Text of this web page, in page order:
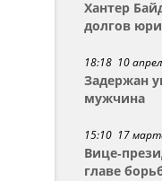
Хантер
долгов
18:18 10
Задержан
мужчина
15:10 17
Вице-
главе